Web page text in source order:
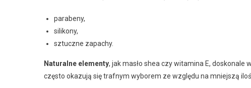
parabeny,
silikony,
sztuczne zapachy.
Naturalne elementy, jak masło shea czy witamina E,
często okazują się trafnym wyborem ze względu na mniejszą